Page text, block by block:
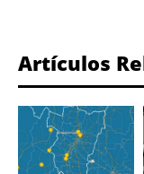
Artículos